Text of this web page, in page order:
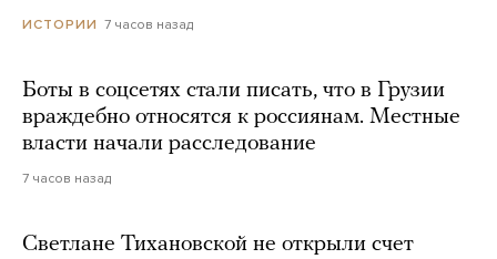
ИСТОРИИ 7 часов назад
Боты в соцсетях стали писать, что в Грузии
враждебно относятся к россиянам. Местные
власти начали расследование
7 часов назад
Светлане Тихановской не открыли счет